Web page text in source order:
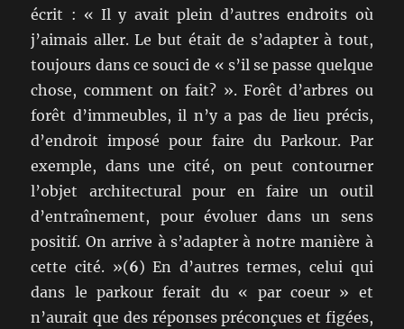
écrit : « Il y avait plein d’autres endroits où
j’aimais aller. Le but était de s’adapter à tout,
toujours dans ce souci de « s’il se passe quelque
chose, comment on fait? ». Forêt d’arbres ou
forêt d’immeubles, il n’y a pas de lieu précis,
d’endroit imposé pour faire du Parkour. Par
exemple, dans une cité, on peut contourner
l’objet architectural pour en faire un outil
d’entraînement, pour évoluer dans un sens
positif. On arrive à s’adapter à notre manière à
cette cité. »(6) En d’autres termes, celui qui
dans le parkour ferait du « par coeur » et
n’aurait que des réponses préconçues et figées,